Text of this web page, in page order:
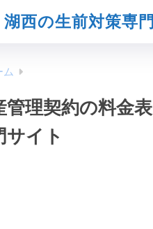
西の生前対策専
ム
管理契約の料金
サイト